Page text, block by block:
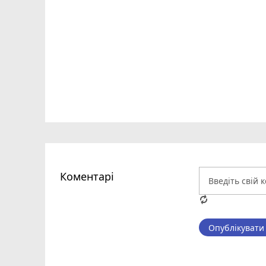
Коментарі